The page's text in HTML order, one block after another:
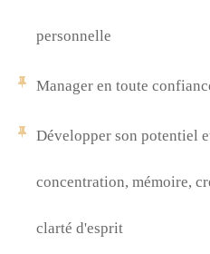
personnelle
Manager en toute
Développer son potentiel
concentration, mémoire,
clarté d'esprit